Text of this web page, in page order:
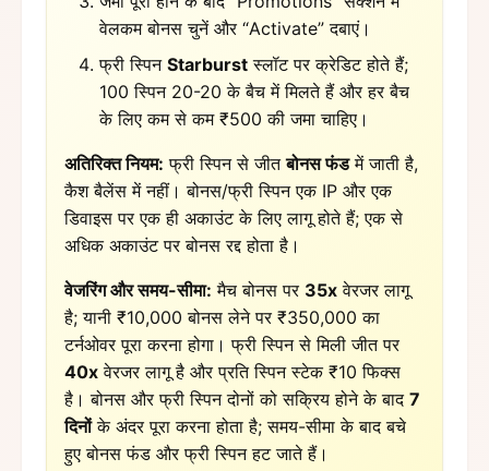
वेलकम बोनस चुनें और “Activate” दबाएं।
फ्री स्पिनStarburst स्लॉट पर क्रेडिट होते हैं;
100 स्पिन 20-20 के बैच में मिलते हैं और हर बैच
के लिए कम से कम ₹500 की जमा चाहिए।
अतिरिक्त नियम: फ्री स्पिन से जीतबोनस फंडमें जाती है,
कैश बैलेंस में नहीं। बोनस/फ्री स्पिन एक IP और एक
डिवाइस पर एक ही अकाउंट के लिए लागू होते हैं; एक से
अधिक अकाउंट पर बोनस रद्द होता है।
वेजरिंग और समय-सीमा: मैच बोनस पर 35x वेरजर लागू
है; यानी ₹10,000 बोनस लेने पर ₹350,000 का
टर्नओवर पूरा करना होगा। फ्री स्पिन से मिली जीत पर
40x वेरजर लागू है और प्रति स्पिन स्टेक ₹10 फिक्स
है। बोनस और फ्री स्पिन दोनों को सक्रिय होने के बाद7
दिनोंके अंदर पूरा करना होता है; समय-सीमा के बाद बचे
हुए बोनस फंड और फ्री स्पिन हट जाते हैं।